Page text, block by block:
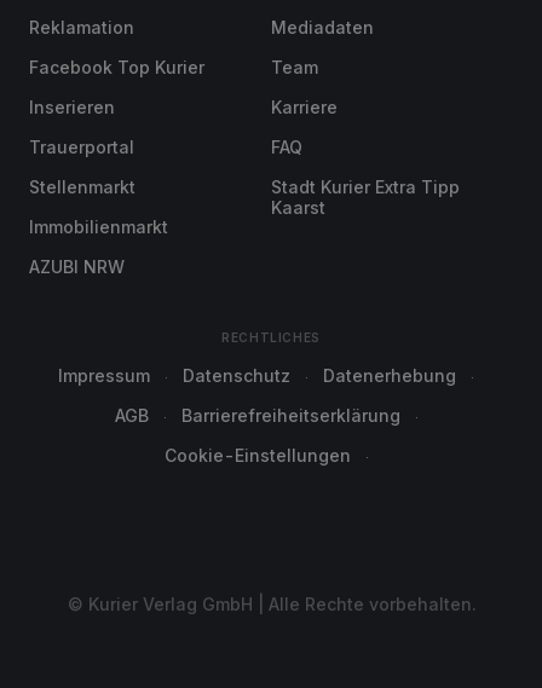
Reklamation
Facebook Top Kurier
Inserieren
Trauerportal
Stellenmarkt
Immobilienmarkt
AZUBI NRW
Mediadaten
Team
Karriere
FAQ
Stadt Kurier Extra Tipp
Kaarst
RECHTLICHES
Impressum Datenschutz
Datenerhebung
AGB
Barrierefreiheitserklärung
Cookie-Einstellungen
© Kurier Verlag GmbH | Alle Rechte vorbehalten.